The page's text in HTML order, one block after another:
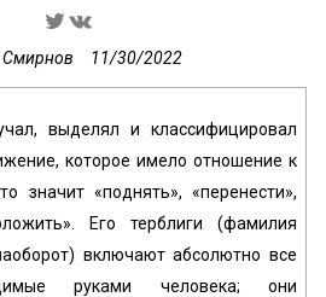
Смирнов 11/30/2022
выделял и классифицировал
которое имело отношение к
значит «поднять», «перенести»,
Его терблиги (фамилия
включают абсолютно все
руками человека; они